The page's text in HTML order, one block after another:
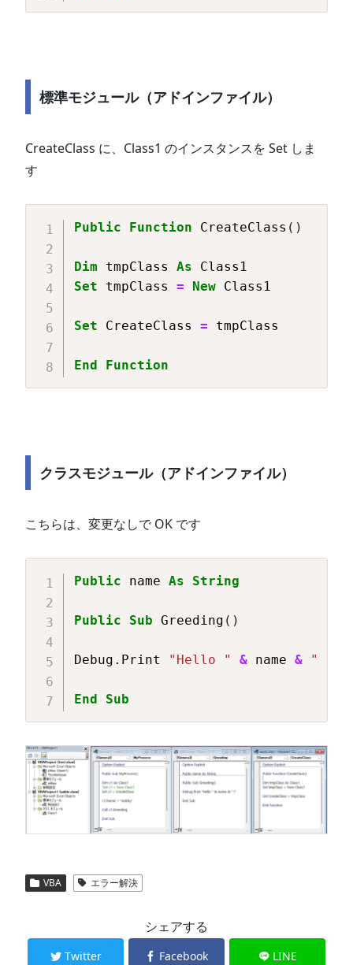
標準モジュール（アドインファイル）
CreateClass に、Class1 のインスタンスを Set しま
す
Public Function CreateClass ( )
Dim tmpClass As
Set tmpClass = New Class1
Set CreateClass = tmpClass
End Function
Copy
クラスモジュール（アドインファイル）
こちらは、変更なしで OK です
Public name As String
Public Sub Greeding ( )
Debug . Print "Hello " & name & " !"
End Sub
VBA エラー解決
シェアする
Twitter Facebook LINE